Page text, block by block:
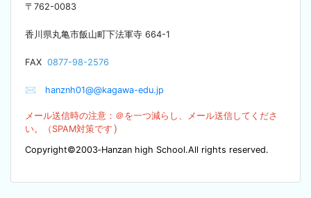
〒 762-0083
香川県丸亀市飯山町下法軍寺 664-1
FAX 0877-98-2576
✉ hanznh01@@kagawa-edu.jp
メール送信時の注意：＠を一つ減らし、メール送信してくださ
い。（SPAM対策です ）
Copyright©2003‐Hanzan high School.All rights reserved.